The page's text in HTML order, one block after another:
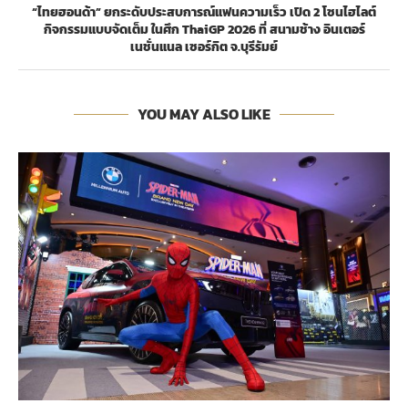
“ไทยฮอนด้า” ยกระดับประสบการณ์แฟนความเร็ว เปิด 2 โซนไฮไลต์
กิจกรรมแบบจัดเต็ม ในศึก ThaiGP 2026 ที่ สนามช้าง อินเตอร์
เนชั่นแนล เซอร์กิต จ.บุรีรัมย์
YOU MAY ALSO LIKE